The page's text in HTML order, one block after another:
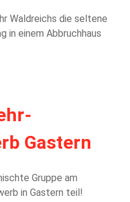
Waldreichs die seltene
in einem Abbruchhaus
Gastern
Gruppe am
in Gastern teil!